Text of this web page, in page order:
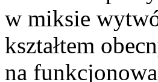
w miksie
kształtem
na